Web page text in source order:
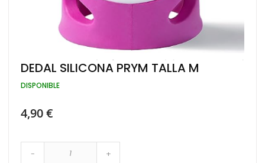
Saltar
al
comienzo
galería
DEDAL SILICONA PRYM TALLA M
DISPONIBLE
4,90 €
- +